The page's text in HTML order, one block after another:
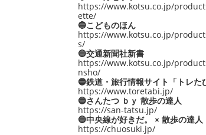
https://www.kotsu.co.jp/
ette/
🔵こどものほん
https://www.kotsu.co.jp/
s/
🔵交通新聞社新書
https://www.kotsu.co.jp/
nsho/
🔵鉄道・旅行情報サイト「トレた
https://www.toretabi.jp/
🔵さんたつ ｂｙ 散歩の達人
https://san-tatsu.jp/
🔵中央線が好きだ。 × 散歩の達人
https://chuosuki.jp/